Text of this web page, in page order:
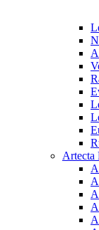
Artecta